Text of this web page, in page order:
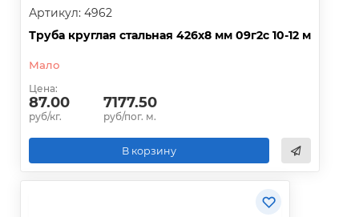
Артикул: 4962
Труба круглая стальная 426х8 мм 09г2с 10-12 м
Мало
Цена:
87.00
руб/кг.
7177.50
руб/пог. м.
В корзину